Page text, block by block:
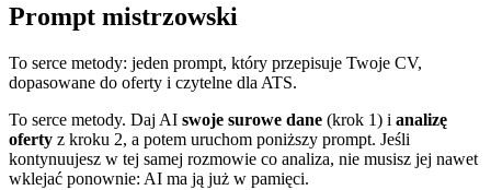
Prompt mistrzowski
To serce metody: jeden prompt, który przepisuje Twoje CV,
dopasowane do oferty i czytelne dla ATS.
To serce metody. Daj AI swoje surowe dane (krok 1) i analizę
oferty z kroku 2, a potem uruchom poniższy prompt. Jeśli
kontynuujesz w tej samej rozmowie co analiza, nie musisz jej nawet
wklejać ponownie: AI ma ją już w pamięci.